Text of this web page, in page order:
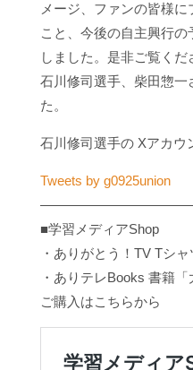
メージ、ファンの皆様
こと、今後の自主興行
しました。是非ご覧くだ
石川修司選手、柴田惣一
た。
石川修司選手の Xアカウ
Tweets by g0925union
■学習メディアShop
・ありがとう！TV Tシャ
・ありテレBooks 書籍「
ご購入はこちらから